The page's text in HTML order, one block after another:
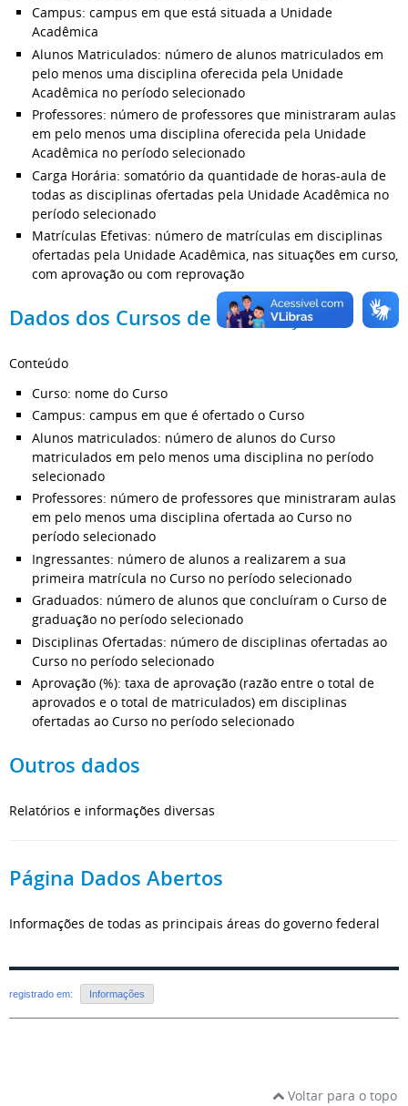
Campus: campus em que está situada a Unidade
Acadêmica
Alunos Matriculados: número de alunos matriculados em
pelo menos uma disciplina oferecida pela Unidade
Acadêmica no período selecionado
Professores: número de professores que ministraram aulas
em pelo menos uma disciplina oferecida pela Unidade
Acadêmica no período selecionado
Carga Horária: somatório da quantidade de horas-aula de
todas as disciplinas ofertadas pela Unidade Acadêmica no
período selecionado
Matrículas Efetivas: número de matrículas em disciplinas
ofertadas pela Unidade Acadêmica, nas situações em curso,
com aprovação ou com reprovação
Dados dos Cursos de Graduação
Conteúdo
Curso: nome do Curso
Campus: campus em que é ofertado o Curso
Alunos matriculados: número de alunos do Curso
matriculados em pelo menos uma disciplina no período
selecionado
Professores: número de professores que ministraram aulas
em pelo menos uma disciplina ofertada ao Curso no
período selecionado
Ingressantes: número de alunos a realizarem a sua
primeira matrícula no Curso no período selecionado
Graduados: número de alunos que concluíram o Curso de
graduação no período selecionado
Disciplinas Ofertadas: número de disciplinas ofertadas ao
Curso no período selecionado
Aprovação (%): taxa de aprovação (razão entre o total de
aprovados e o total de matriculados) em disciplinas
ofertadas ao Curso no período selecionado
Outros dados
Relatórios e informações diversas
Página Dados Abertos
Informações de todas as principais áreas do governo federal
registrado em: Informações
Voltar para o topo